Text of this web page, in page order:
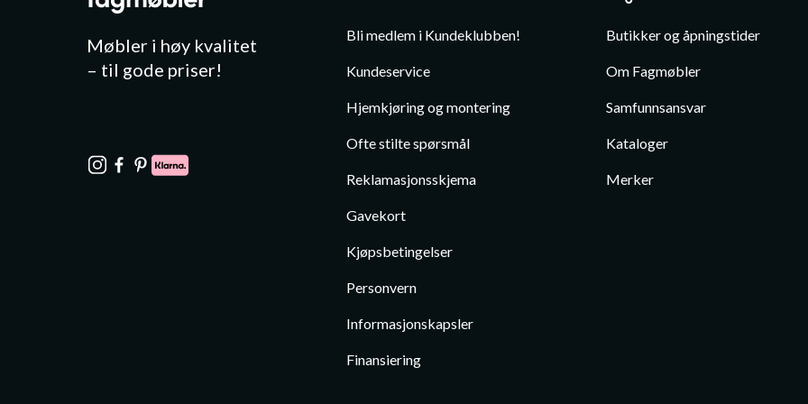
Møbler i høy kvalitet
– til gode priser!
Bli medlem i Kundeklubben!
Kundeservice
Hjemkjøring og montering
Ofte stilte spørsmål
Reklamasjonsskjema
Gavekort
Kjøpsbetingelser
Personvern
Informasjonskapsler
Finansiering
Butikker og åpningstider
Om Fagmøbler
Samfunnsansvar
Kataloger
Merker